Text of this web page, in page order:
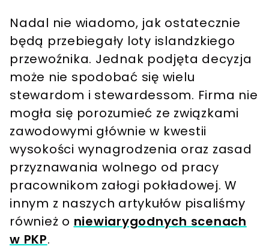
Nadal nie wiadomo, jak ostatecznie
będą przebiegały loty islandzkiego
przewoźnika. Jednak podjęta decyzja
może nie spodobać się wielu
stewardom i stewardessom. Firma nie
mogła się porozumieć ze związkami
zawodowymi głównie w kwestii
wysokości wynagrodzenia oraz zasad
przyznawania wolnego od pracy
pracownikom załogi pokładowej. W
innym z naszych artykułów pisaliśmy
również o niewiarygodnych scenach
w PKP.